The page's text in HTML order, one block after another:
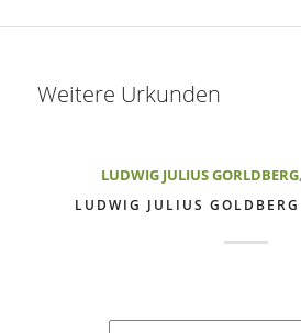
Weitere Urkunden
LUDWIG JULIUS GORLDBERG,
LUDWIG JULIUS